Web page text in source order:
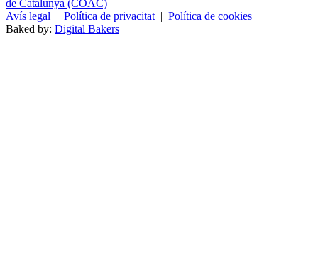
de Catalunya (COAC)
Avís legal | Política de privacitat | Política de cookies
Baked by: Digital Bakers